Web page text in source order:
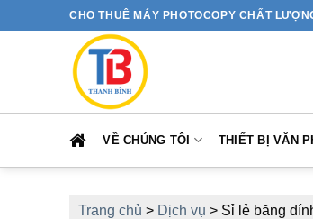
qua
CHO THUÊ MÁY PHOTOCOPY CHẤT
VỀ CHÚNG TÔI THIẾT BỊ VĂN
Trang chủ > Dịch vụ > Sỉ lẻ băng